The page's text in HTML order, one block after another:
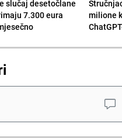
slučaj desetočlane
7.300 eura
milione